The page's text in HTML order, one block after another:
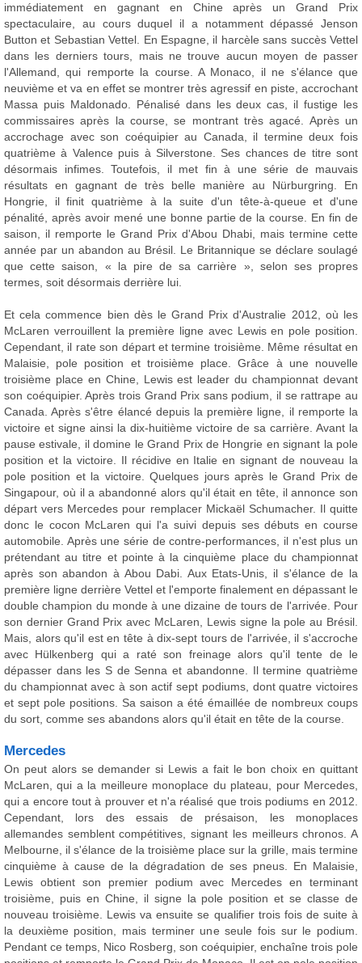
immédiatement en gagnant en Chine après un Grand Prix
spectaculaire, au cours duquel il a notamment dépassé Jenson
Button et Sebastian Vettel. En Espagne, il harcèle sans succès Vettel
dans les derniers tours, mais ne trouve aucun moyen de passer
l'Allemand, qui remporte la course. A Monaco, il ne s'élance que
neuvième et va en effet se montrer très agressif en piste, accrochant
Massa puis Maldonado. Pénalisé dans les deux cas, il fustige les
commissaires après la course, se montrant très agacé. Après un
accrochage avec son coéquipier au Canada, il termine deux fois
quatrième à Valence puis à Silverstone. Ses chances de titre sont
désormais infimes. Toutefois, il met fin à une série de mauvais
résultats en gagnant de très belle manière au Nürburgring. En
Hongrie, il finit quatrième à la suite d'un tête-à-queue et d'une
pénalité, après avoir mené une bonne partie de la course. En fin de
saison, il remporte le Grand Prix d'Abou Dhabi, mais termine cette
année par un abandon au Brésil. Le Britannique se déclare soulagé
que cette saison, « la pire de sa carrière », selon ses propres
termes, soit désormais derrière lui.
Et cela commence bien dès le Grand Prix d'Australie 2012, où les
McLaren verrouillent la première ligne avec Lewis en pole position.
Cependant, il rate son départ et termine troisième. Même résultat en
Malaisie, pole position et troisième place. Grâce à une nouvelle
troisième place en Chine, Lewis est leader du championnat devant
son coéquipier. Après trois Grand Prix sans podium, il se rattrape au
Canada. Après s'être élancé depuis la première ligne, il remporte la
victoire et signe ainsi la dix-huitième victoire de sa carrière. Avant la
pause estivale, il domine le Grand Prix de Hongrie en signant la pole
position et la victoire. Il récidive en Italie en signant de nouveau la
pole position et la victoire. Quelques jours après le Grand Prix de
Singapour, où il a abandonné alors qu'il était en tête, il annonce son
départ vers Mercedes pour remplacer Mickaël Schumacher. Il quitte
donc le cocon McLaren qui l'a suivi depuis ses débuts en course
automobile. Après une série de contre-performances, il n'est plus un
prétendant au titre et pointe à la cinquième place du championnat
après son abandon à Abou Dabi. Aux Etats-Unis, il s'élance de la
première ligne derrière Vettel et l'emporte finalement en dépassant le
double champion du monde à une dizaine de tours de l'arrivée. Pour
son dernier Grand Prix avec McLaren, Lewis signe la pole au Brésil.
Mais, alors qu'il est en tête à dix-sept tours de l'arrivée, il s'accroche
avec Hülkenberg qui a raté son freinage alors qu'il tente de le
dépasser dans les S de Senna et abandonne. Il termine quatrième
du championnat avec à son actif sept podiums, dont quatre victoires
et sept pole positions. Sa saison a été émaillée de nombreux coups
du sort, comme ses abandons alors qu'il était en tête de la course.
Mercedes
On peut alors se demander si Lewis a fait le bon choix en quittant
McLaren, qui a la meilleure monoplace du plateau, pour Mercedes,
qui a encore tout à prouver et n'a réalisé que trois podiums en 2012.
Cependant, lors des essais de présaison, les monoplaces
allemandes semblent compétitives, signant les meilleurs chronos. A
Melbourne, il s'élance de la troisième place sur la grille, mais termine
cinquième à cause de la dégradation de ses pneus. En Malaisie,
Lewis obtient son premier podium avec Mercedes en terminant
troisième, puis en Chine, il signe la pole position et se classe de
nouveau troisième. Lewis va ensuite se qualifier trois fois de suite à
la deuxième position, mais terminer une seule fois sur le podium.
Pendant ce temps, Nico Rosberg, son coéquipier, enchaîne trois pole